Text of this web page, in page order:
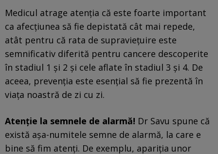
Medicul atrage atenția că este foarte important
ca afecțiunea să fie depistată cât mai repede,
atât pentru că rata de supraviețuire este
semnificativ diferită pentru cancere descoperite
în stadiul 1 şi 2 şi cele aflate în stadiul 3 şi 4. De
aceea, prevenția este esențial să fie prezentă în
viața noastră de zi cu zi.
Atenție la semnele de alarmă! Dr Savu spune că
există aşa-numitele semne de alarmă, la care e
bine să fim atenți. De exemplu, apariţia unor